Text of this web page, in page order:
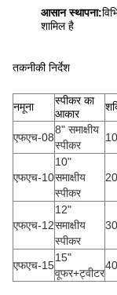
आसान स्थापना:
शामिल है
तकनीकी निर्देश
नमूना
स्पीकर का
आकार
एफएच-08
8" समाक्षीय
स्पीकर
एफएच-10
10"
समाक्षीय
स्पीकर
एफएच-12
12"
समाक्षीय
स्पीकर
एफएच-15
15"
वूफर+ट्वीटर